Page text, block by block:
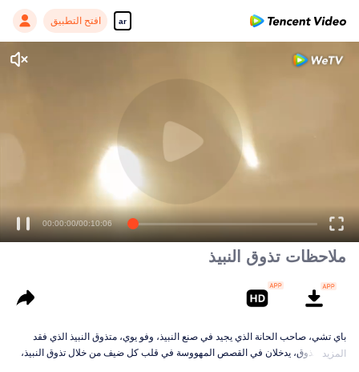
ar افتح التطبيق
00:00:00/00:10:06
ملاحظات تذوق النبيذ
باي تشي، صاحب الحانة الذي يجيد في صنع النبيذ، وفو يوي، متذوق النبيذ الذي فقد
حاسة التذوق، يدخلان في القصص المهووسة في قلب كل ضيف من خلال تذوق النبيذ،
المزيد